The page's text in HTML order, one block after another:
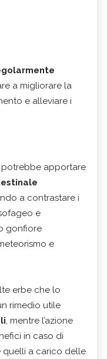
a migliorare la
e alleviare i
potrebbe apportare
a contrastare i
e
gonfiore
e
erbe che lo
rimedio utile
, mentre l’azione
in caso di
a carico delle